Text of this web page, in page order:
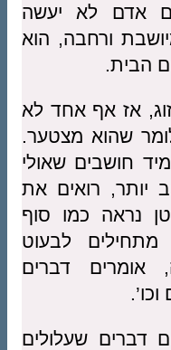
אדם לא יעשה
ורחבה, הוא
הבית.
אז אף אחד לא
שהוא מצטער.
חושבים שאולי
יותר, רואים את
נראה כמו סוף
לבעוט
אומרים דברים
דברים שעלולים